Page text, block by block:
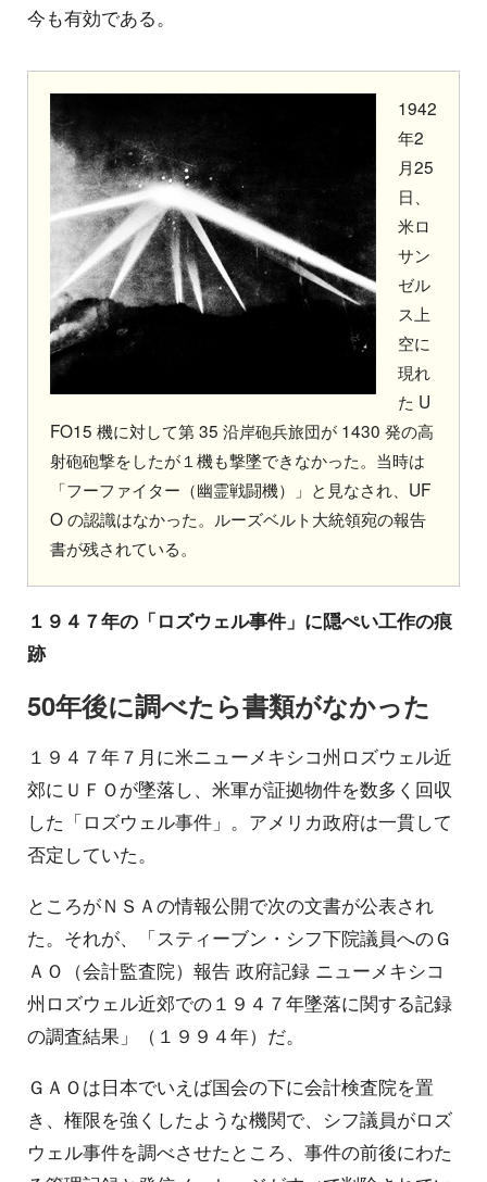
今も有効である。
1942
年2
月25
日、
米ロ
サン
ゼル
ス上
空に
現れ
た U
FO15 機に対して第 35 沿岸砲兵旅団が 1430 発の高
射砲砲撃をしたが１機も撃墜できなかった。当時は
「フーファイター（幽霊戦闘機）」と見なされ、UF
O の認識はなかった。ルーズベルト大統領宛の報告
書が残されている。
１９４７年の「ロズウェル事件」に隠ぺい工作の痕
跡
50年後に調べたら書類がなかった
１９４７年７月に米ニューメキシコ州ロズウェル近
郊にＵＦＯが墜落し、米軍が証拠物件を数多く回収
した「ロズウェル事件」。アメリカ政府は一貫して
否定していた。
ところがＮＳＡの情報公開で次の文書が公表され
た。それが、「スティーブン・シフ下院議員へのＧ
ＡＯ（会計監査院）報告 政府記録 ニューメキシコ
州ロズウェル近郊での１９４７年墜落に関する記録
の調査結果」（１９９４年）だ。
ＧＡＯは日本でいえば国会の下に会計検査院を置
き、権限を強くしたような機関で、シフ議員がロズ
ウェル事件を調べさせたところ、事件の前後にわた